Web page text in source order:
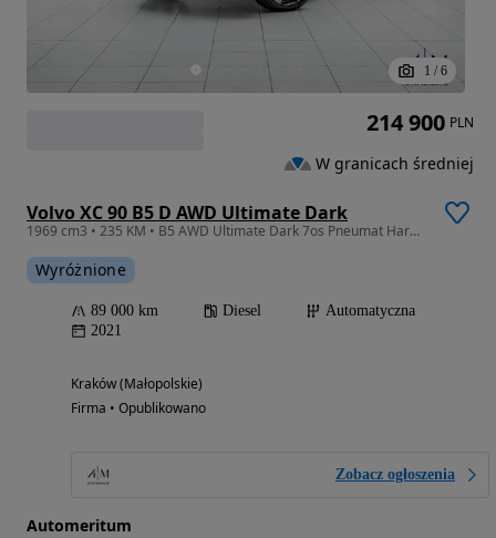
1 / 6
Volvo XC 90 B5 D AWD Ultimate Dark
1969 cm3 • 235 KM • B5 AWD Ultimate Dark 7os Pneumat Harman Kardon Panorama 360*4strefyHak
Wyróżnione
89 000 km Diesel
Automatyczna
2021
Kraków (Małopolskie)
Firma • Opublikowano
Zobacz ogłoszenia
Automeritum
214 900 PLN
W granicach średniej